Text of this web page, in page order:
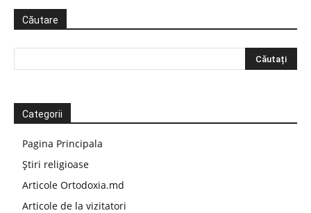
Căutare
Categorii
Pagina Principala
Știri religioase
Articole Ortodoxia.md
Articole de la vizitatori